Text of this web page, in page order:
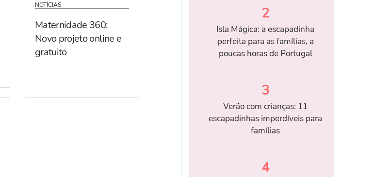
NOTÍCIAS
Maternidade 360:
Novo projeto online e
gratuito
2
Isla Mágica: a escapadinha
perfeita para as famílias, a
poucas horas de Portugal
3
Verão com crianças: 11
escapadinhas imperdíveis para
famílias
4